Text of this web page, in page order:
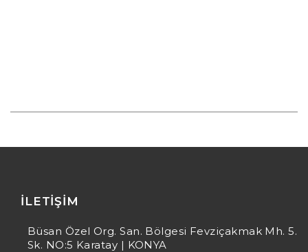
İLETIŞIM
Büsan Özel Org. San. Bölgesi Fevziçakmak Mh. 5.
Sk. NO:5 Karatay | KONYA